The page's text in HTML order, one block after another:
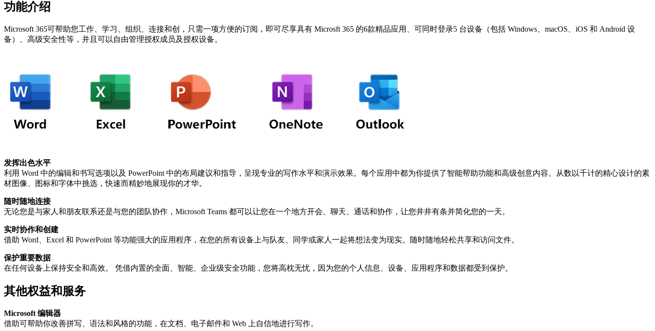
功能介绍
Microsoft 365可帮助您工作、学习、组织、连接和创，只需一项方便的订阅，即可尽享具有 Microsft 365 的6款精品应用、可同时登录5 台设备（包括 Windows、macOS、iOS 和 Android 设
备）、高级安全性等，并且可以自由管理授权成员及授权设备。
发挥出色水平
利用 Word 中的编辑和书写选项以及 PowerPoint 中的布局建议和指导，呈现专业的写作水平和演示效果。每个应用中都为你提供了智能帮助功能和高级创意内容。从数以千计的精心设计的素
材图像、图标和字体中挑选，快速而精妙地展现你的才华。
随时随地连接
无论您是与家人和朋友联系还是与您的团队协作，Microsoft Teams 都可以让您在一个地方开会、聊天、通话和协作，让您井井有条并简化您的一天。
实时协作和创建
借助 Word、Excel 和 PowerPoint 等功能强大的应用程序，在您的所有设备上与队友、同学或家人一起将想法变为现实。随时随地轻松共享和访问文件。
保护重要数据
在任何设备上保持安全和高效。 凭借内置的全面、智能、企业级安全功能，您将高枕无忧，因为您的个人信息、设备、应用程序和数据都受到保护。
其他权益和服务
Microsoft 编辑器
借助可帮助你改善拼写、语法和风格的功能，在文档、电子邮件和 Web 上自信地进行写作。